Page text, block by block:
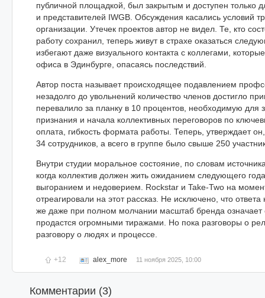
публичной площадкой, был закрытым и доступен только
и представителей IWGB. Обсуждения касались условий
организации. Утечек проектов автор не видел. Те, кто
работу сохранил, теперь живут в страхе оказаться
избегают даже визуального контакта с коллегами,
офиса в Эдинбурге, опасаясь последствий.
Автор поста называет происходящее подавлением
незадолго до увольнений количество членов достигло
перевалило за планку в 10 процентов, необходимую для
признания и начала коллективных переговоров по
оплата, гибкость формата работы. Теперь, утверждает
34 сотрудников, а всего в группе было свыше 250
Внутри студии моральное состояние, по словам
когда коллектив должен жить ожиданием следующего
выгоранием и недоверием. Rockstar и Take-Two на
отреагировали на этот рассказ. Не исключено, что
же даже при полном молчании масштаб бренда означает
продастся огромными тиражами. Но пока разговоры о
разговору о людях и процессе.
+12 alex_more 11 ноября 2025, 10:00
Комментарии (3)